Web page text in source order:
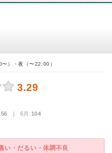
）・夜（〜22:00）
3.29
| 6月:104
い・だるい・体調不良